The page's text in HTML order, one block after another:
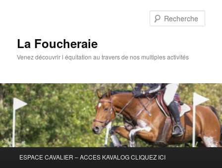
La Foucheraie
Venez découvrir l équitation au travers de nos multiples activités
principal
ESPACE CAVALIER – ACCES KAVALOG CLIQUEZ ICI